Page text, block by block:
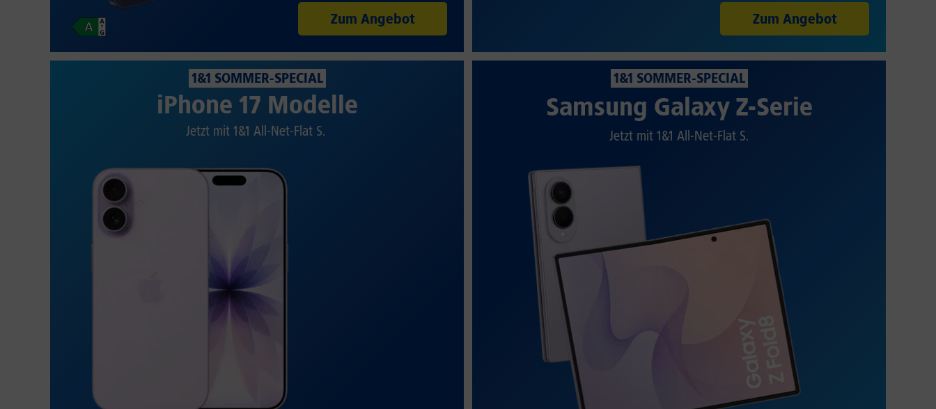
Zum Angebot Zum Angebot
1&1 SOMMER-SPECIAL
iPhone 17 Modelle
Jetzt mit 1&1 All-Net-Flat S.
1&1 SOMMER-SPECIAL
Samsung Galaxy Z-Serie
Jetzt mit 1&1 All-Net-Flat S.